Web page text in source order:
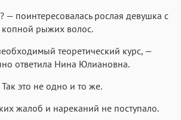
— поинтересовалась рослая девушка с
копной рыжих волос.
теоретический курс, —
ответила Нина Юлиановна.
это не одно и то же.
жалоб и нареканий не поступало.